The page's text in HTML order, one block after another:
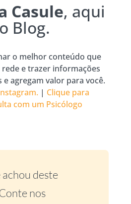
Casule, aqui
Blog.
o melhor conteúdo que
e trazer informações
e agregam valor para você.
| Clique para
com um Psicólogo
deste
nos